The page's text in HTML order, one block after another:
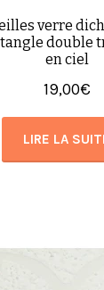
verre
double
en ciel
19,00€
LIRE LA